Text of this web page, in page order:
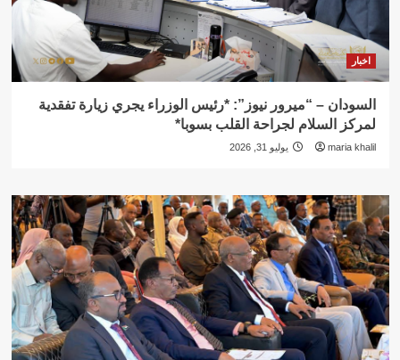
اخبار
السودان – “ميرور نيوز”: *رئيس الوزراء يجري زيارة تفقدية
لمركز السلام لجراحة القلب بسوبا*
maria khalil يوليو 31, 2026